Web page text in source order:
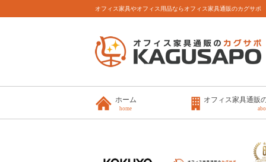
オフィス家具やオフィス用品ならオフィス家具通販のカグサポ
ホーム
home
オフィス家具通販